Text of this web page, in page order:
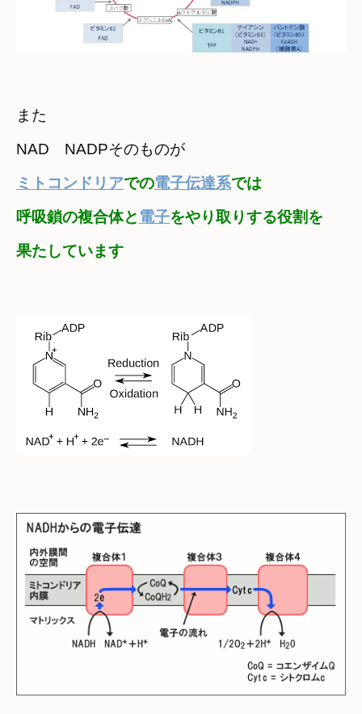
また
NAD　NADPそのものが
ミトコンドリアでの電子伝達系では
呼吸鎖の複合体と 電子をやり取りする役割を
果たしています